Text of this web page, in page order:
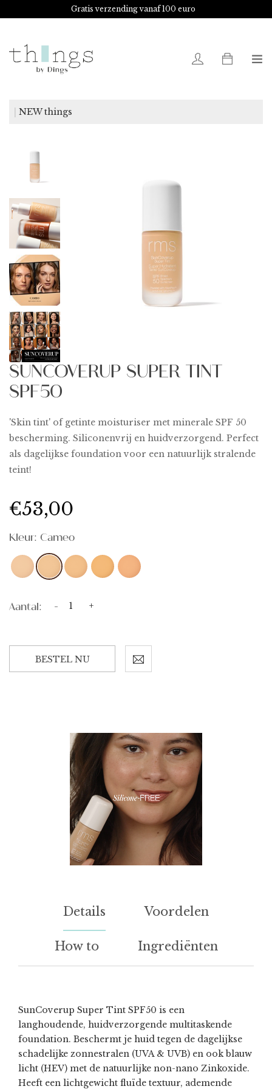
Gratis verzending vanaf 100 euro
Advies nodig? Shoot!
NEW things
SUNCOVERUP SUPER TINT
SPF50
'Skin tint' of getinte moisturiser met minerale SPF 50
bescherming. Siliconenvrij en huidverzorgend. Perfect
als dagelijkse foundation voor een natuurlijk stralende
teint!
€53,00
Kleur: Cameo
Aantal: - +
BESTEL NU
Details Voordelen
How to Ingrediënten
SunCoverup Super Tint SPF50 is een
langhoudende, huidverzorgende multitaskende
foundation. Beschermt je huid tegen de dagelijkse
schadelijke zonnestralen (UVA & UVB) en ook blauw
licht (HEV) met de natuurlijke non-nano Zinkoxide.
Heeft een lichtgewicht fluïde textuur, ademende